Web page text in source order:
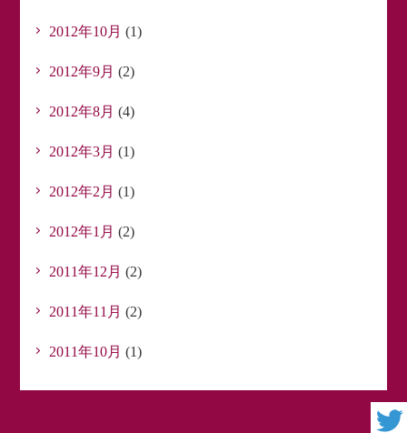
2012年10月 (1)
2012年9月 (2)
2012年8月 (4)
2012年3月 (1)
2012年2月 (1)
2012年1月 (2)
2011年12月 (2)
2011年11月 (2)
2011年10月 (1)